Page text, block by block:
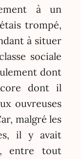
à un
trompé,
à situer
sociale
dont
dont il
ouvreuses
malgré les
il y avait
entre tout